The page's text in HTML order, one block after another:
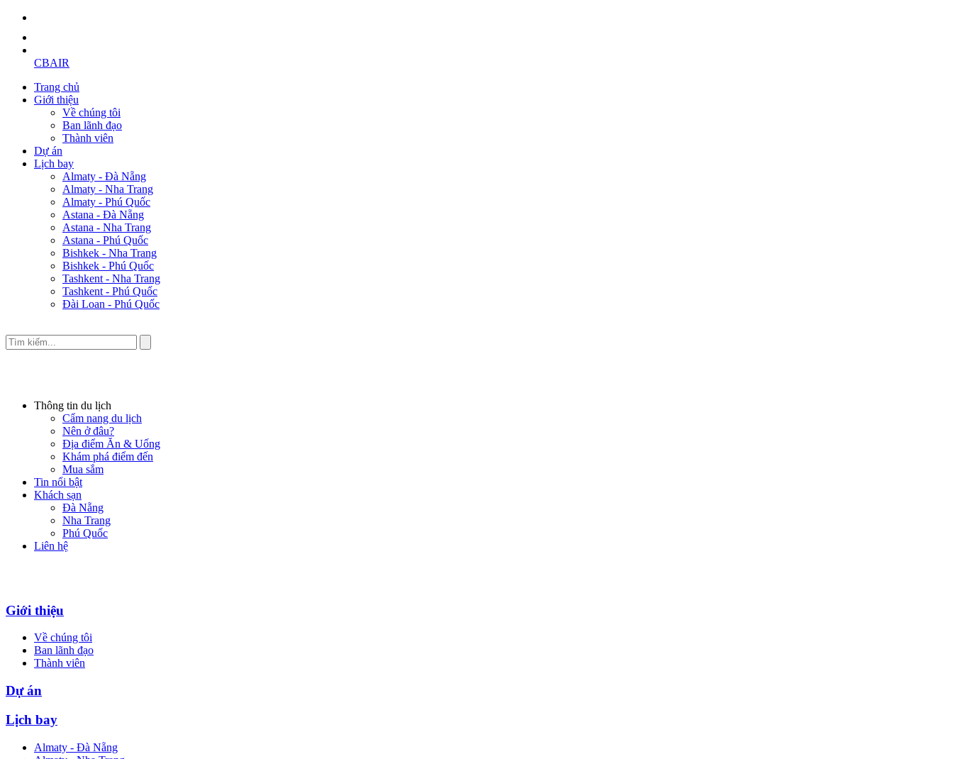
CBAIR
Trang chủ
Giới thiệu
Về chúng tôi
Ban lãnh đạo
Thành viên
Dự án
Lịch bay
Almaty - Đà Nẵng
Almaty - Nha Trang
Almaty - Phú Quốc
Astana - Đà Nẵng
Astana - Nha Trang
Astana - Phú Quốc
Bishkek - Nha Trang
Bishkek - Phú Quốc
Tashkent - Nha Trang
Tashkent - Phú Quốc
Đài Loan - Phú Quốc
Thông tin du lịch
Cẩm nang du lịch
Nên ở đâu?
Địa điểm Ăn & Uống
Khám phá điểm đến
Mua sắm
Tin nổi bật
Khách sạn
Đà Nẵng
Nha Trang
Phú Quốc
Liên hệ
Giới thiệu
Về chúng tôi
Ban lãnh đạo
Thành viên
Dự án
Lịch bay
Almaty - Đà Nẵng